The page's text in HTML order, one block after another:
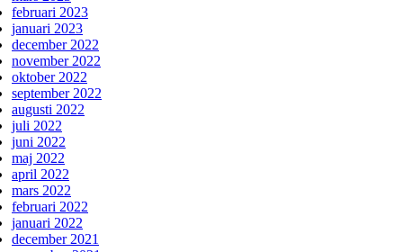
februari 2023
januari 2023
december 2022
november 2022
oktober 2022
september 2022
augusti 2022
juli 2022
juni 2022
maj 2022
april 2022
mars 2022
februari 2022
januari 2022
december 2021